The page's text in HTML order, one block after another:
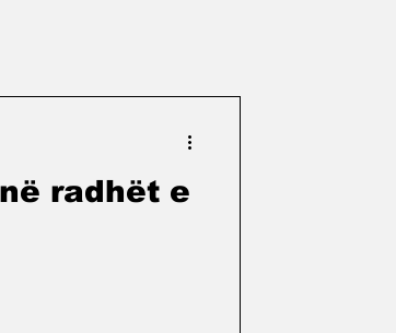
radhët e